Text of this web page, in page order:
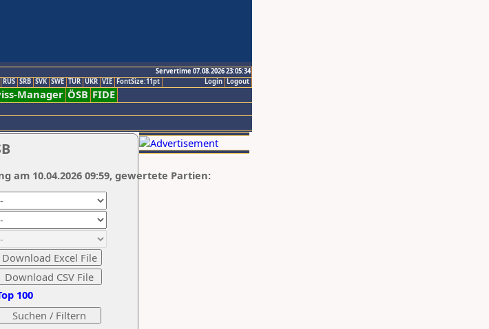
Servertime 07.08.2026 23:05:34
Logout
Login
RUS SRB SVK SWE TUR UKR VIE FontSize:11pt
Manager ÖSB FIDE
100
am 10.04.2026 09:59, gewertete Partien: